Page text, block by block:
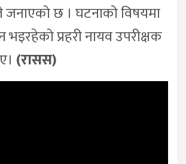
जनाएको छ । घटनाको विषयमा
प्रहरी नायव उपरीक्षक
(रासस)